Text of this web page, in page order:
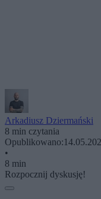
Arkadiusz Dziermański
8 min czytania
Opublikowano:
•
8 min
Rozpocznij dyskusję!